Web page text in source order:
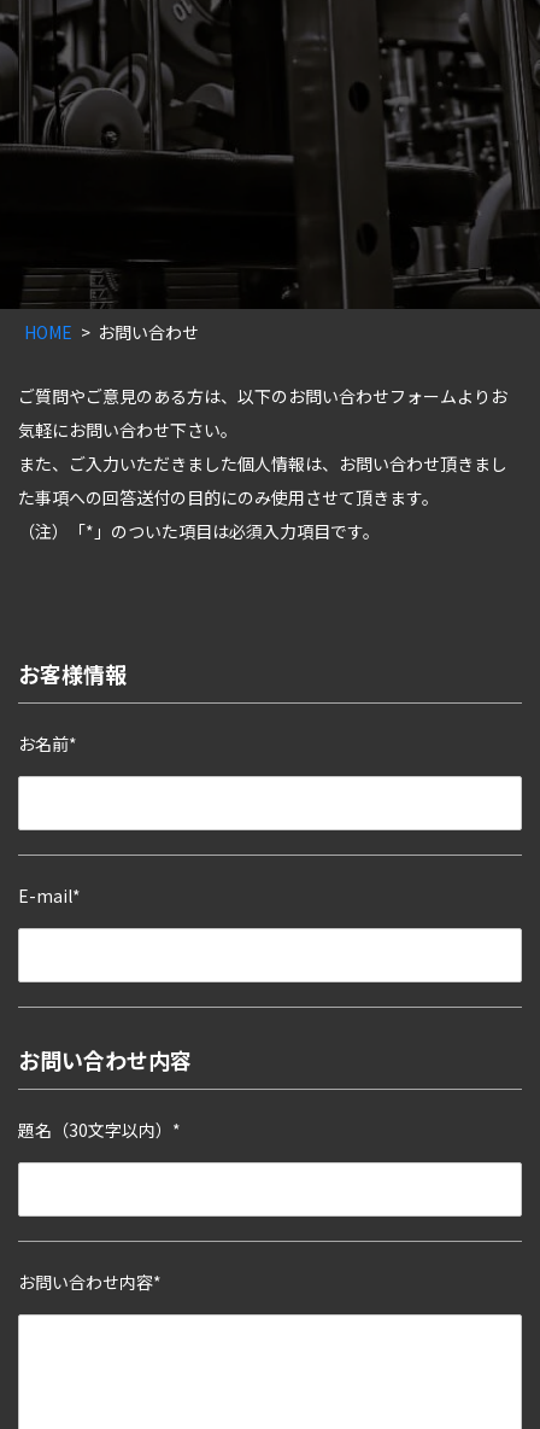
HOME お問い合わせ
ご質問やご意見のある方は、以下のお問い合わせフォームよりお
気軽にお問い合わせ下さい。
また、ご入力いただきました個人情報は、お問い合わせ頂きまし
た事項への回答送付の目的にのみ使用させて頂きます。
（注）「*」のついた項目は必須入力項目です。
お客様情報
お名前*
E-mail*
お問い合わせ内容
題名（30文字以内）*
お問い合わせ内容*